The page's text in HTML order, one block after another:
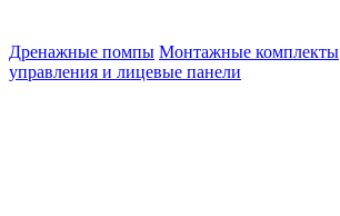
Дренажные помпы Монтажные комплекты
управления и лицевые панели